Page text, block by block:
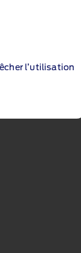
l’utilisation